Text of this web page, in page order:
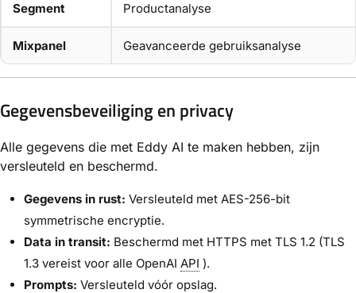
Segment Productanalyse
Mixpanel Geavanceerde gebruiksanalyse
Gegevensbeveiliging en privacy
Alle gegevens die met Eddy AI te maken hebben, zijn
versleuteld en beschermd.
Gegevens in rust: Versleuteld met AES-256-bit
symmetrische encryptie.
Data in transit: Beschermd met HTTPS met TLS 1.2 (TLS
1.3 vereist voor alle OpenAI API ).
Prompts: Versleuteld vóór opslag.